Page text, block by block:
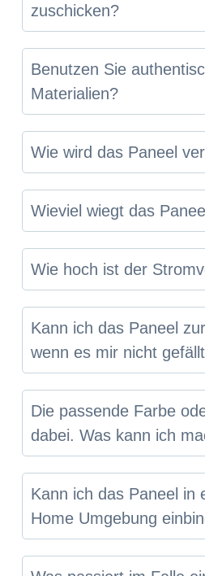
zuschicken?
Benutzen Sie
Materialien?
Wie wird das Paneel
Wieviel wiegt das
Wie hoch ist der
Kann ich das Paneel
wenn es mir nicht
Die passende Farbe
dabei. Was kann ich
Kann ich das Paneel in
Home Umgebung